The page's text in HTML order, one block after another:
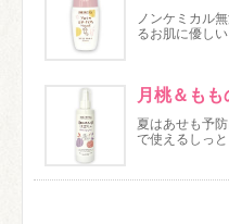
ノンケミカル
るお肌に優し
月桃＆も
夏はあせも予
で使えるしっ